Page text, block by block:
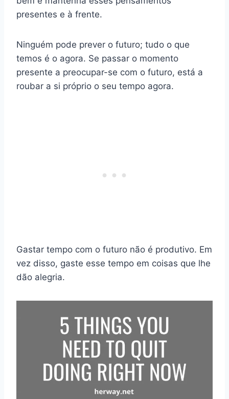
presentes e à frente.
Ninguém pode prever o futuro; tudo o que
temos é o agora. Se passar o momento
presente a preocupar-se com o futuro, está a
roubar a si próprio o seu tempo agora.
Gastar tempo com o futuro não é produtivo. Em
vez disso, gaste esse tempo em coisas que lhe
dão alegria.